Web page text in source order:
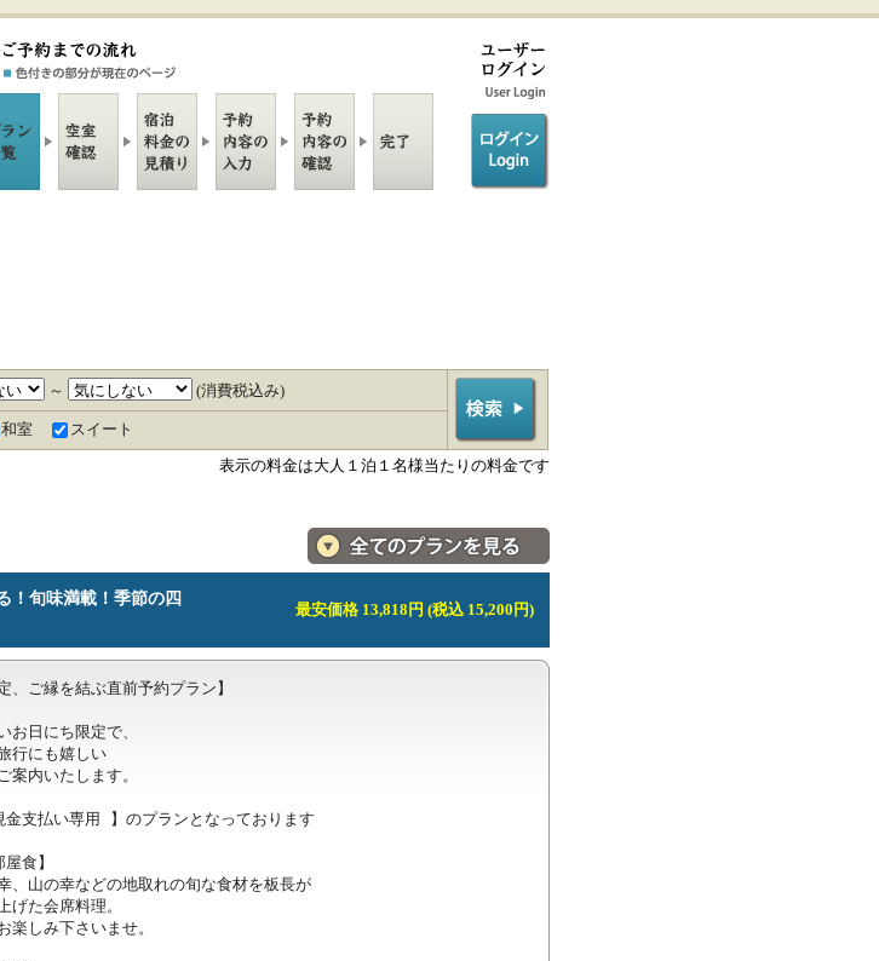
～ (消費税込み)
和室
スイート
表示の料金は大人１泊１名様当たりの料金です
料金・宿泊プラン一覧へ
！旬味満載！季節の四
最安価格 13,818円 (税込 15,200円)
、ご縁を結ぶ直前予約プラン】
お日にち限定で、
行にも嬉しい
案内いたします。
支払い専用 】のプランとなっております
食】
、山の幸などの地取れの旬な食材を板長が
た会席料理。
しみ下さいませ。